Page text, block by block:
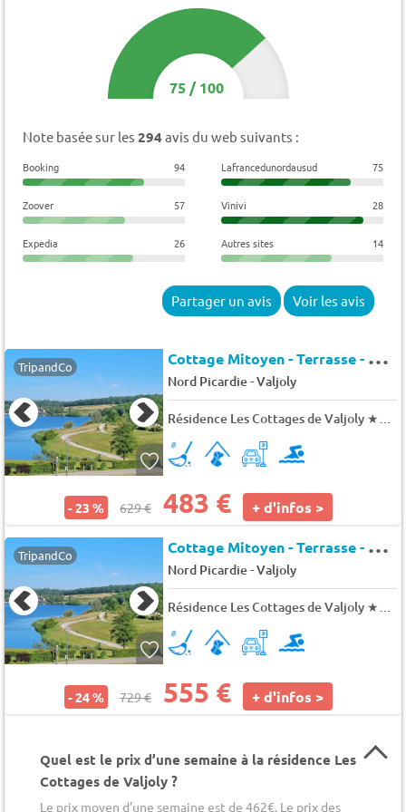
75 /100
Note basée sur les 294 avis du web suivants :
Booking 94 Lafrancedunordausud 75
Zoover 57 Vinivi 28
Expedia 26 Autres sites 14
Partager un avis Voir les avis
TripandCo C
ottage Mitoyen - Terrasse - Mitoyen - 7 pers. - 60m2 - Animaux admis
Nord Picardie-Valjoly
Résidence Les Cottages de Valjoly ★★★
- 23 % 629 € 483 € + d'infos >
TripandCo C
ottage Mitoyen - Terrasse - Mitoyen - 8 pers. - 65m2 - Animaux admis
Nord Picardie-Valjoly
Résidence Les Cottages de Valjoly ★★★
- 24 % 729 € 555 € + d'infos >
Quel est le prix d’une semaine à la résidence Les
Cottages de Valjoly ?
Le prix moyen d’une semaine est de 462€. Le prix des